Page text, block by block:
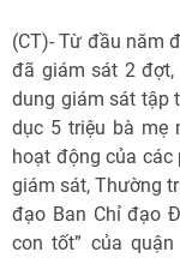
(CT)- Từ đầu năm
đã giám sát 2 đợt,
dung giám sát tập
dục 5 triệu bà mẹ
hoạt động của các
giám sát, Thường
đạo Ban Chỉ đạo
con tốt” của